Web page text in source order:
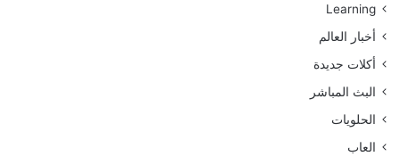
Learning
أخبار العالم
أكلات جديدة
البث المباشر
الحلويات
العاب